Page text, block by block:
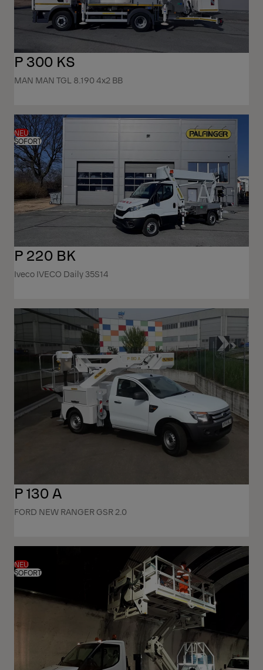
P 300 KS
MAN MAN TGL 8.190 4x2 BB
NEU
SOFORT
P 220 BK
Iveco IVECO Daily 35S14
P 130 A
FORD NEW RANGER GSR 2.0
NEU
SOFORT